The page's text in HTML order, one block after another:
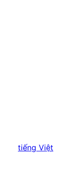
tiếng Việt